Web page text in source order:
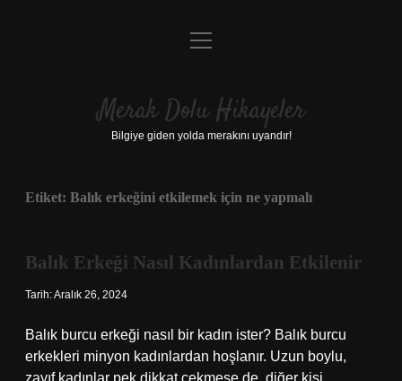
Anasayfa
Yasal Uyarı
menüyü
Merak Dolu Hikayeler
Bilgiye giden yolda merakını uyandır!
Etiket: Balık erkeğini etkilemek için ne yapmalı
Balık Erkeği Nasıl Kadınlardan Etkilenir
Tarih: Aralık 26, 2024
Balık burcu erkeği nasıl bir kadın ister? Balık burcu
erkekleri minyon kadınlardan hoşlanır. Uzun boylu,
zayıf kadınlar pek dikkat çekmese de, diğer kişi